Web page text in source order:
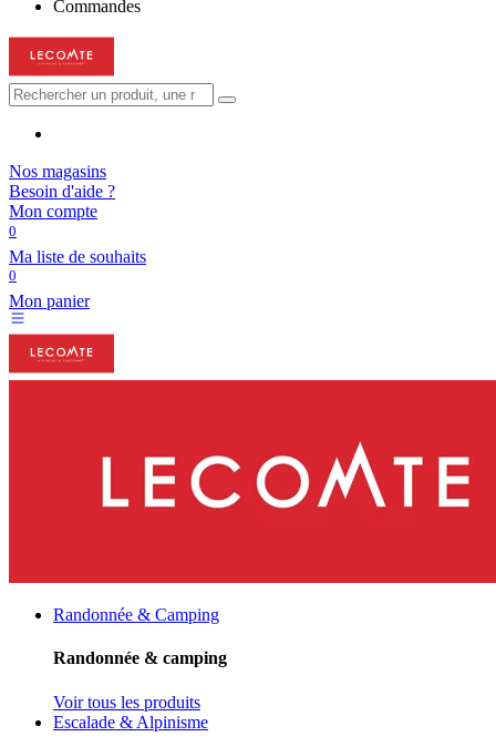
Commandes
Nos magasins
Besoin d'aide ?
Mon compte
0
Ma liste de souhaits
0
Mon panier
Randonnée & Camping
Randonnée & camping
Voir tous les produits
Escalade & Alpinisme